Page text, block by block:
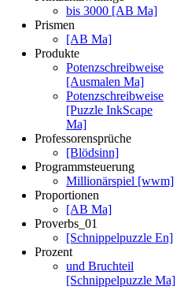
bis 3000 [AB Ma]
Prismen
[AB Ma]
Produkte
Potenzschreibweise
[Ausmalen Ma]
Potenzschreibweise
[Puzzle InkScape
Ma]
Professorensprüche
[Blödsinn]
Programmsteuerung
Millionärspiel [wwm]
Proportionen
[AB Ma]
Proverbs_01
[Schnippelpuzzle En]
Prozent
und Bruchteil
[Schnippelpuzzle Ma]